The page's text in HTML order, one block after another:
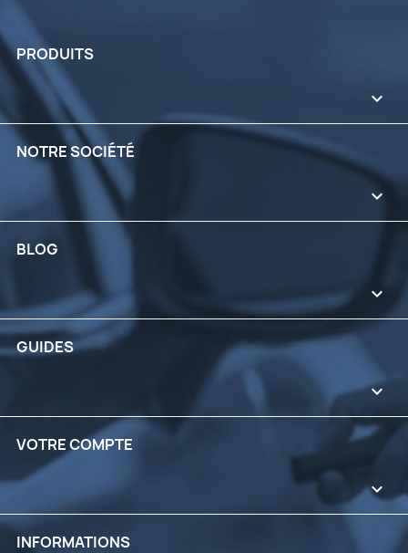
PRODUITS

NOTRE SOCIÉTÉ

BLOG

GUIDES

VOTRE COMPTE

INFORMATIONS